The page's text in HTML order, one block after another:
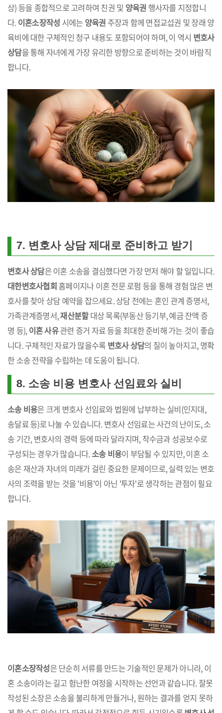
상) 등을 종합적으로 고려하여 친권 및 양육권행사자를 지정합니
다.이혼소장작성 시에는 양육권 주장과 함께 면접교섭권 및 장래 양
육비에 대한 구체적인 청구 내용도 포함되어야 하며, 이 역시 변호사
상담을 통해 자녀에게 가장 유리한 방향으로 준비하는 것이 바람직
합니다.
7. 변호사 상담 제대로 준비하고 받기
변호사 상담은 이혼 소송을 결심했다면 가장 먼저 해야 할 일입니다.
대한변호사협회홈페이지나 이혼 전문 로펌 등을 통해 경험 많은 변
호사를 찾아 상담 예약을 잡으세요. 상담 전에는 혼인 관계 증명서,
가족관계증명서,재산분할대상 목록(부동산 등기부, 예금 잔액 증
명 등),이혼 사유관련 증거 자료 등을 최대한 준비해 가는 것이 좋습
니다. 구체적인 자료가 많을수록 변호사 상담의 질이 높아지고, 명확
한 소송 전략을 수립하는 데 도움이 됩니다.
8. 소송 비용 변호사 선임료와 실비
소송 비용은 크게 변호사 선임료와 법원에 납부하는 실비(인지대,
송달료 등)로 나눌 수 있습니다. 변호사 선임료는 사건의 난이도, 소
송 기간, 변호사의 경력 등에 따라 달라지며, 착수금과 성공보수로
구성되는 경우가 많습니다.소송 비용이 부담될 수 있지만, 이혼 소
송은 재산과 자녀의 미래가 걸린 중요한 문제이므로, 실력 있는 변호
사의 조력을 받는 것을 '비용'이 아닌 '투자'로 생각하는 관점이 필요
합니다.
이혼소장작성은 단순히 서류를 만드는 기술적인 문제가 아니라, 이
혼 소송이라는 길고 험난한 여정을 시작하는 선언과 같습니다. 잘못
작성된 소장은 소송을 불리하게 만들거나, 원하는 결과를 얻지 못하